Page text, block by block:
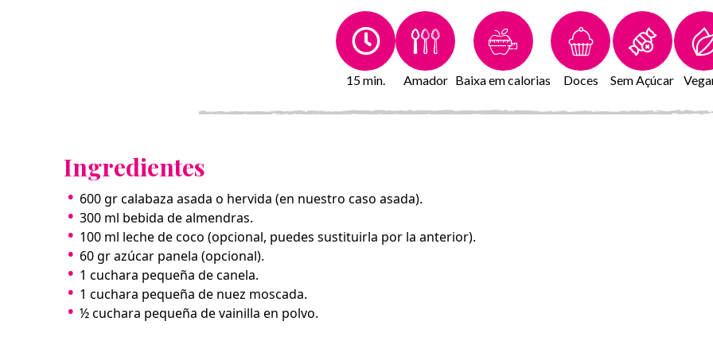
15 min. Amador Baixa em calorias Doces Sem Açúcar
Ingredientes
600 gr calabaza asada o hervida (en nuestro caso asada).
300 ml bebida de almendras.
100 ml leche de coco (opcional, puedes sustituirla por la anterior).
60 gr azúcar panela (opcional).
1 cuchara pequeña de canela.
1 cuchara pequeña de nuez moscada.
½ cuchara pequeña de vainilla en polvo.